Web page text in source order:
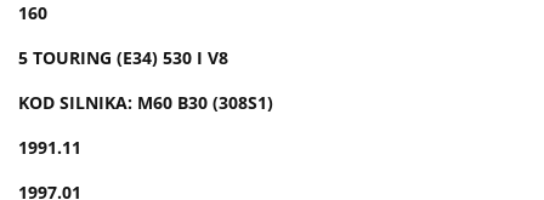
160
5 TOURING (E34) 530 I V8
KOD SILNIKA: M60 B30 (308S1)
1991.11
1997.01